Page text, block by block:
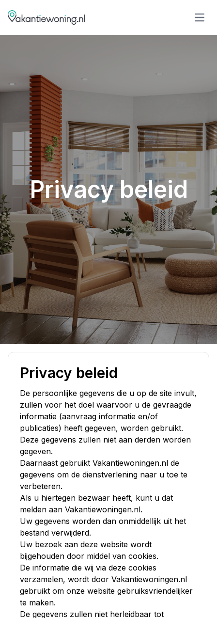
Privacy beleid
Privacy beleid
De persoonlijke gegevens die u op de site invult,
zullen voor het doel waarvoor u de gevraagde
informatie (aanvraag informatie en/of
publicaties) heeft gegeven, worden gebruikt.
Deze gegevens zullen niet aan derden worden
gegeven.
Daarnaast gebruikt Vakantiewoningen.nl de
gegevens om de dienstverlening naar u toe te
verbeteren.
Als u hiertegen bezwaar heeft, kunt u dat
melden aan Vakantiewoningen.nl.
Uw gegevens worden dan onmiddellijk uit het
bestand verwijderd.
Uw bezoek aan deze website wordt
bijgehouden door middel van cookies.
De informatie die wij via deze cookies
verzamelen, wordt door Vakantiewoningen.nl
gebruikt om onze website gebruiksvriendelijker
te maken.
De gegevens zullen niet herleidbaar tot